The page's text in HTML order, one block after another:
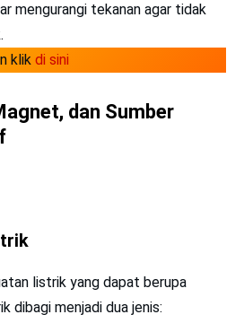
mengurangi tekanan agar tidak
klik di sini
dan Sumber
listrik yang dapat berupa
dibagi menjadi dua jenis: